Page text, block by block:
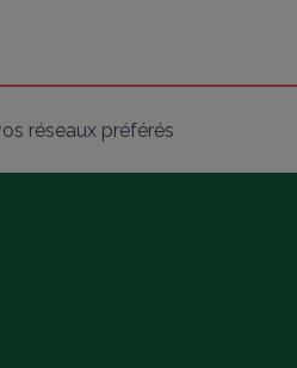
réseaux préférés